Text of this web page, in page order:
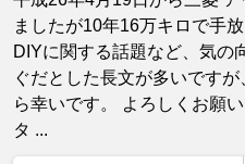
ましたが10年16万キロで手
DIYに関する話題など、気の
ぐだとした長文が多いです
ら幸いです。 よろしくお願
タ ...